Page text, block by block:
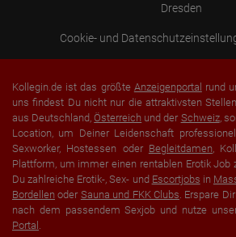
Dresden
Cookie- und
Kollegin.de ist das größte Anzeigenportal rund
uns findest Du nicht nur die attraktivsten
aus Deutschland,Österreich und der Schweiz,
Location, um Deiner Leidenschaft
Sexworker, Hostessen oder Begleitdamen ,
Plattform, um immer einen rentablen Erotik Job
Du zahlreiche Erotik-, Sex- und Escortjobs in
Bordellen oder Sauna und FKK Clubs . Erspare
nach dem passendem Sexjob und nutze
Portal